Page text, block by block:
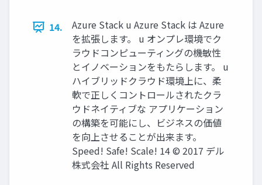
14.
Azure Stack u Azure Stack は Azure
を拡張します。 u オンプレ環境でク
ラウドコンピューティングの機敏性
とイノベーションをもたらします。 u
ハイブリッドクラウド環境上に、柔
軟で正しくコントロールされたクラ
ウドネイティブな アプリケーション
の構築を可能にし、ビジネスの価値
を向上させることが出来ます。
Speed! Safe! Scale! 14 © 2017 デル
株式会社 All Rights Reserved